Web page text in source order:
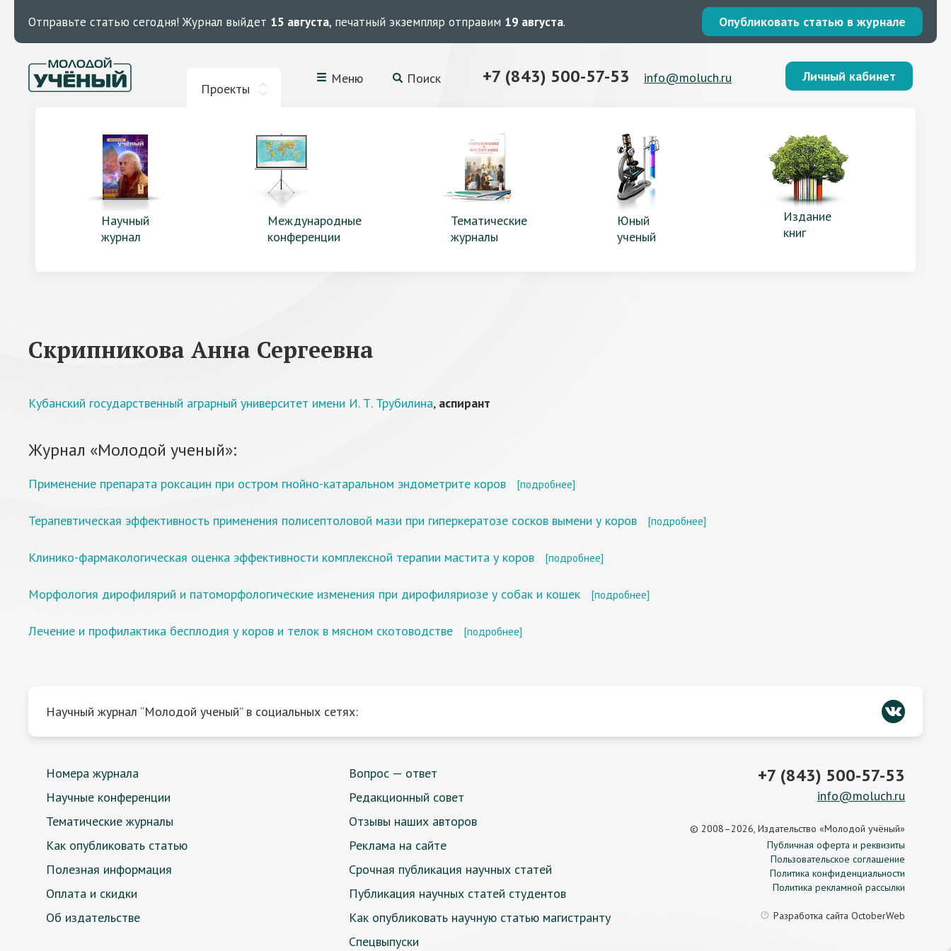
Отправьте статью сегодня! Журнал выйдет 15 августа, печатный экземпляр отправим 19 августа. Опубликовать статью в журнале
Проекты
Меню Поиск +7 (843) 500-57-53 info@moluch.ru Личный кабинет
Научный
журнал
Международные
конференции
Тематические
журналы
Юный
ученый
Издание
книг
Скрипникова Анна Сергеевна
Кубанский государственный аграрный университет имени И. Т. Трубилина, аспирант
Журнал «Молодой ученый»:
Применение препарата роксацин при остром гнойно-катаральном эндометрите коров [подробнее]
Терапевтическая эффективность применения полисептоловой мази при гиперкератозе сосков вымени у коров [подробнее]
Клинико-фармакологическая оценка эффективности комплексной терапии мастита у коров [подробнее]
Морфология дирофилярий и патоморфологические изменения при дирофиляриозе у собак и кошек [подробнее]
Лечение и профилактика бесплодия у коров и телок в мясном скотоводстве [подробнее]
Научный журнал “Молодой ученый” в социальных сетях:
Номера журнала
Научные конференции
Тематические журналы
Как опубликовать статью
Полезная информация
Оплата и скидки
Об издательстве
Вопрос — ответ
Редакционный совет
Отзывы наших авторов
Реклама на сайте
Срочная публикация научных статей
Публикация научных статей студентов
Как опубликовать научную статью магистранту
Спецвыпуски
+7 (843) 500-57-53
info@moluch.ru
© 2008–2026, Издательство «Молодой учёный»
Публичная оферта и реквизиты
Пользовательское соглашение
Политика конфиденциальности
Политика рекламной рассылки
Разработка сайта OctoberWeb